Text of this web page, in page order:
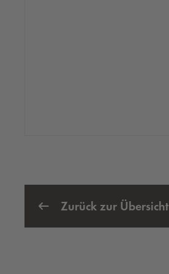
Zurück zur Übersicht